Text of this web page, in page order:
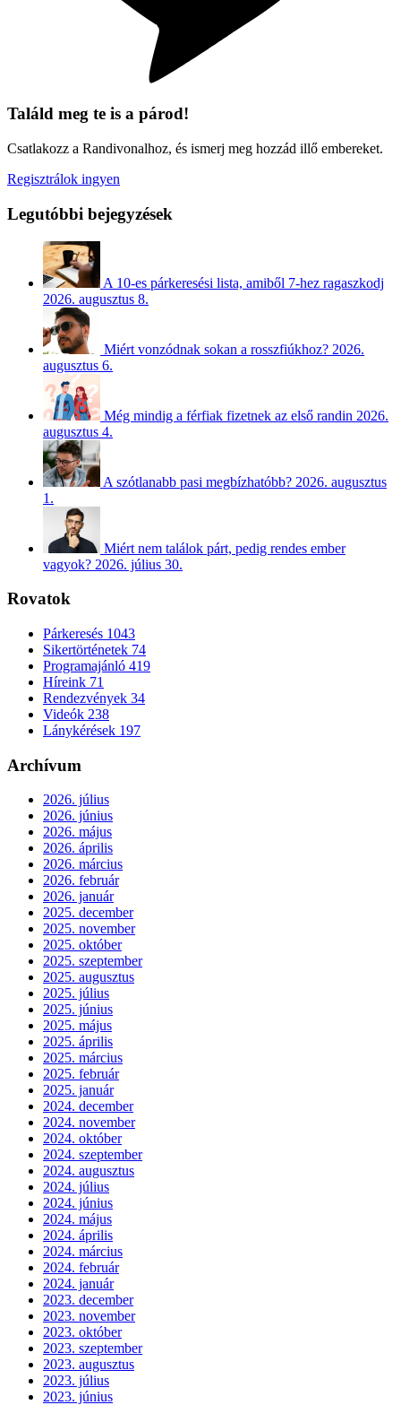
Találd meg te is a párod!
Csatlakozz a Randivonalhoz, és ismerj meg hozzád illő embereket.
Regisztrálok ingyen
Legutóbbi bejegyzések
A 10-es párkeresési lista, amiből 7-hez ragaszkodj
2026. augusztus 8.
Miért vonzódnak sokan a rosszfiúkhoz? 2026.
augusztus 6.
Még mindig a férfiak fizetnek az első randin 2026.
augusztus 4.
A szótlanabb pasi megbízhatóbb? 2026. augusztus
1.
Miért nem találok párt, pedig rendes ember
vagyok? 2026. július 30.
Rovatok
Párkeresés 1043
Sikertörténetek 74
Programajánló 419
Híreink 71
Rendezvények 34
Videók 238
Lánykérések 197
Archívum
2026. július
2026. június
2026. május
2026. április
2026. március
2026. február
2026. január
2025. december
2025. november
2025. október
2025. szeptember
2025. augusztus
2025. július
2025. június
2025. május
2025. április
2025. március
2025. február
2025. január
2024. december
2024. november
2024. október
2024. szeptember
2024. augusztus
2024. július
2024. június
2024. május
2024. április
2024. március
2024. február
2024. január
2023. december
2023. november
2023. október
2023. szeptember
2023. augusztus
2023. július
2023. június